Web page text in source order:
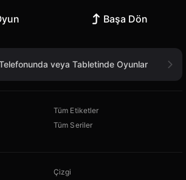
Başa Dön
veya Tabletinde Oyunlar
Tüm Etiketler
Tüm Seriler
Çizgi